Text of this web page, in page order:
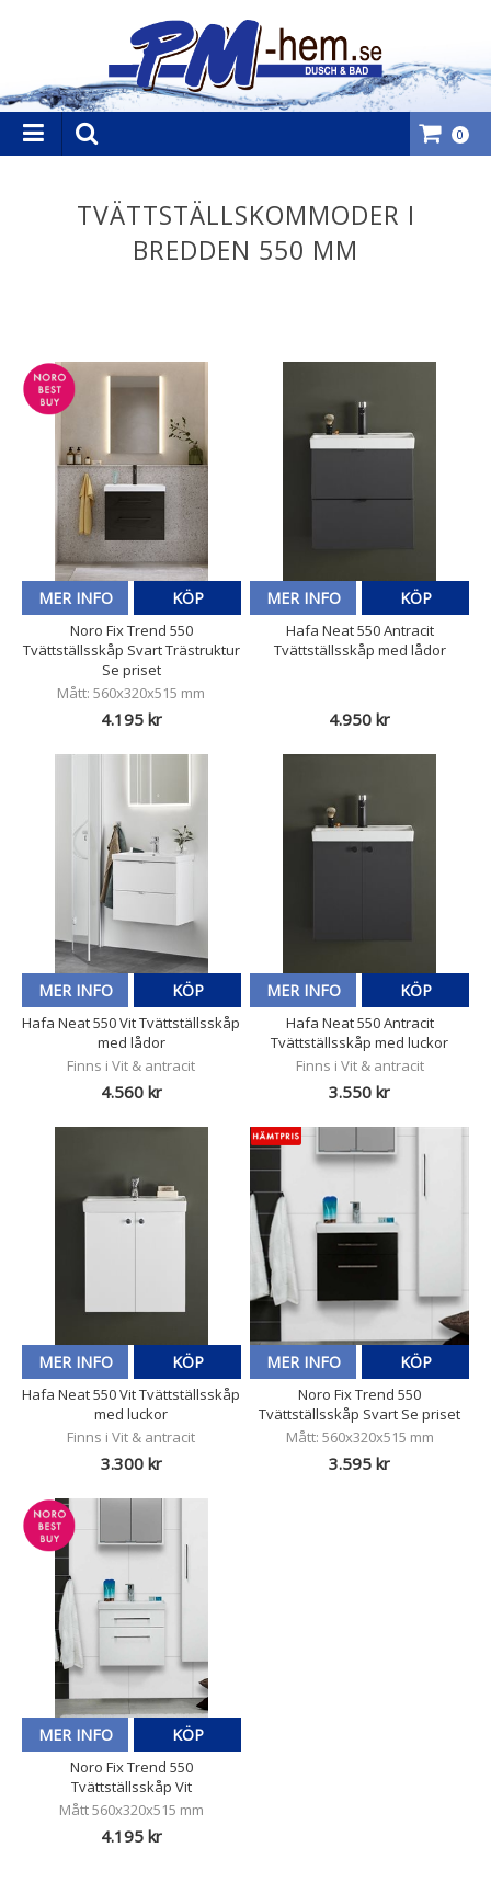
0
TVÄTTSTÄLLSKOMMODER I
BREDDEN 550 MM
MER INFO KÖP
Noro Fix Trend 550
Tvättställsskåp Svart Trästruktur
Se priset
Mått: 560x320x515 mm
4.195 kr
MER INFO KÖP
Hafa Neat 550 Antracit
Tvättställsskåp med lådor
4.950 kr
MER INFO KÖP
Hafa Neat 550 Vit Tvättställsskåp
med lådor
Finns i Vit & antracit
4.560 kr
MER INFO KÖP
Hafa Neat 550 Antracit
Tvättställsskåp med luckor
Finns i Vit & antracit
3.550 kr
MER INFO KÖP
Hafa Neat 550 Vit Tvättställsskåp
med luckor
Finns i Vit & antracit
3.300 kr
MER INFO KÖP
Noro Fix Trend 550
Tvättställsskåp Svart Se priset
Mått: 560x320x515 mm
3.595 kr
MER INFO KÖP
Noro Fix Trend 550
Tvättställsskåp Vit
Mått 560x320x515 mm
4.195 kr